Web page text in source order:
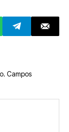
Campos